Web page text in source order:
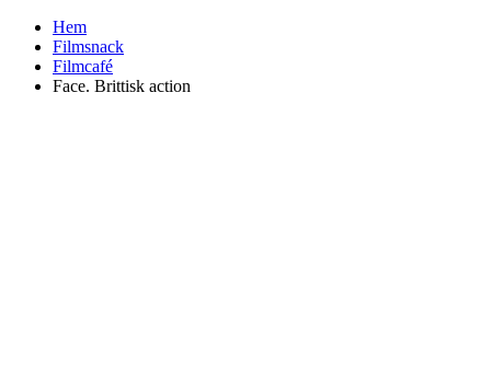
Hem
Filmsnack
Filmcafé
Face. Brittisk action